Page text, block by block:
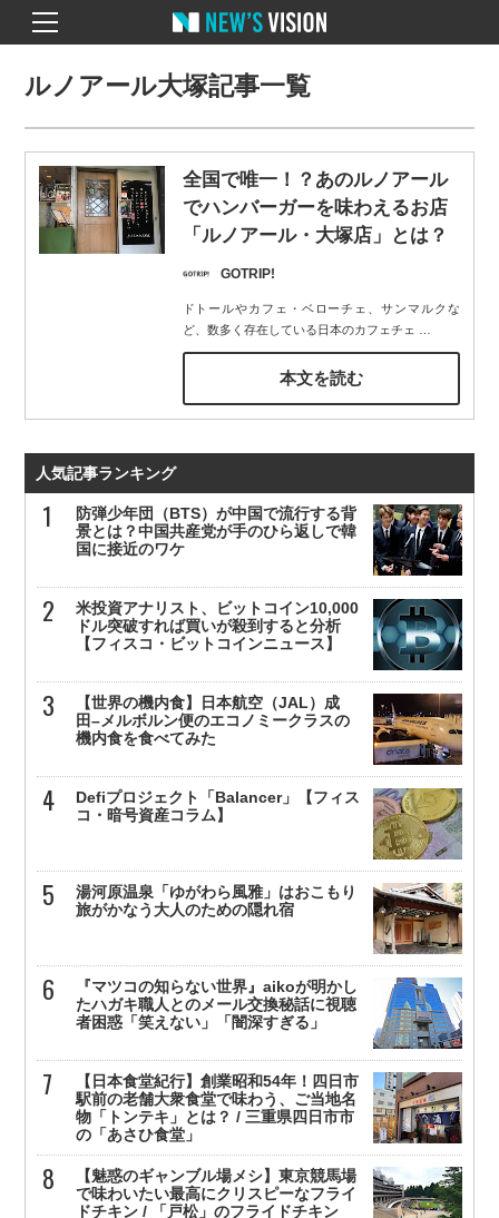
ルノアール大塚記事一覧
全国で唯一！？あのルノアール
でハンバーガーを味わえるお店
「ルノアール・大塚店」とは？
GOTRIP!
ドトールやカフェ・ベローチェ、サンマルクな
ど、数多く存在している日本のカフェチェ
本文を読む
人気記事ランキング
防弾少年団（BTS）が中国で流行する背
景とは？中国共産党が手のひら返しで韓
国に接近のワケ
米投資アナリスト、ビットコイン10,000
ドル突破すれば買いが殺到すると分析
【フィスコ・ビットコインニュース】
【世界の機内食】日本航空（JAL）成
田–メルボルン便のエコノミークラスの
機内食を食べてみた
Defiプロジェクト「Balancer」【フィス
コ・暗号資産コラム】
湯河原温泉「ゆがわら風雅」はおこもり
旅がかなう大人のための隠れ宿
『マツコの知らない世界』aikoが明かし
たハガキ職人とのメール交換秘話に視聴
者困惑「笑えない」「闇深すぎる」
【日本食堂紀行】創業昭和54年！四日市
駅前の老舗大衆食堂で味わう、ご当地名
物「トンテキ」とは？ / 三重県四日市市
の「あさひ食堂」
【魅惑のギャンブル場メシ】東京競馬場
で味わいたい最高にクリスピーなフライ
ドチキン / 「戸松」のフライドチキン